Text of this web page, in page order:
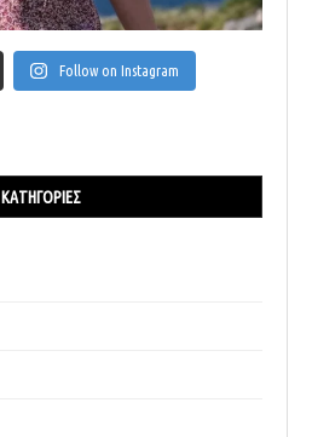
Follow on Instagram
ΚΑΤΗΓΟΡΊΕΣ